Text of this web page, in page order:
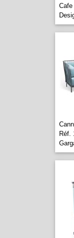
Réf.